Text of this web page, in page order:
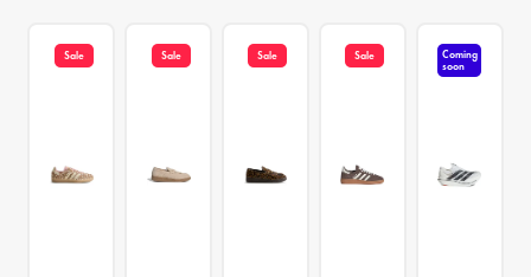
Sale Sale Sale Sale
Coming
soon